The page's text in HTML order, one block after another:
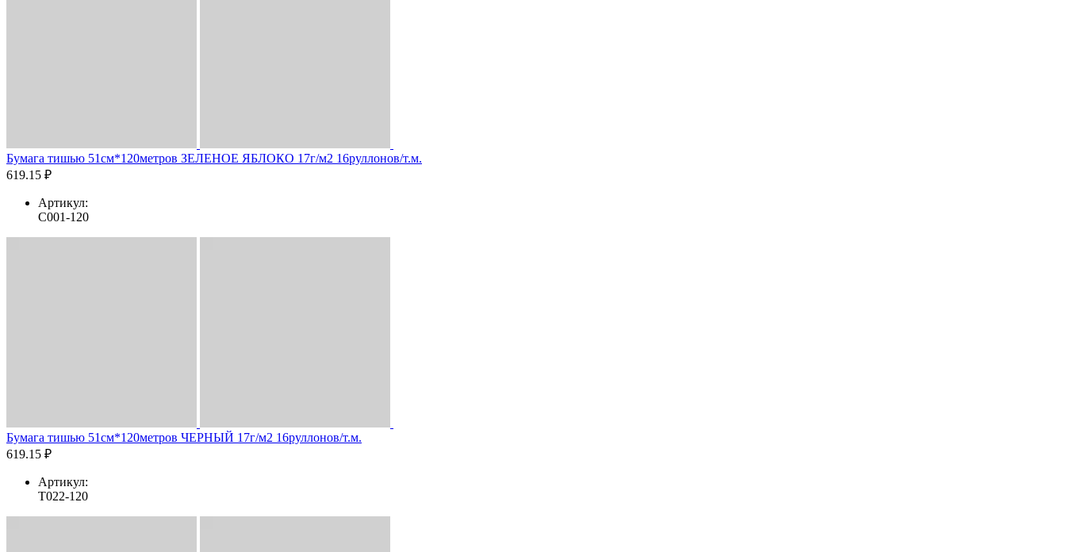
Бумага тишью 51см*120метров ЗЕЛЕНОЕ ЯБЛОКО 17г/м2 16руллонов/т.м.
619.15 ₽
Артикул:
C001-120
Бумага тишью 51см*120метров ЧЕРНЫЙ 17г/м2 16руллонов/т.м.
619.15 ₽
Артикул:
T022-120